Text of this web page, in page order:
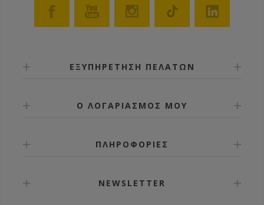
ΕΞΥΠΗΡΕΤΗΣΗ ΠΕΛΑΤΩΝ
Ο ΛΟΓΑΡΙΑΣΜΟΣ ΜΟΥ
ΠΛΗΡΟΦΟΡΙΕΣ
NEWSLETTER